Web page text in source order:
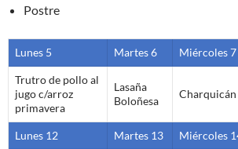
Postre
Lunes 5 Martes 6 Miércoles 7
Trutro de pollo al
jugo c/arroz
primavera
Lasaña
Boloñesa
Charquicán
Lunes 12 Martes 13 Miércoles